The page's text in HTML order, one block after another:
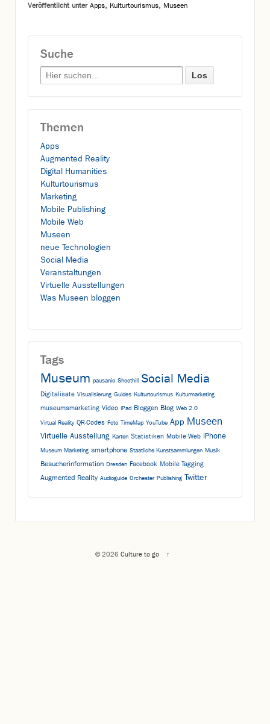
Veröffentlicht unter Apps, Kulturtourismus, Museen
Suche
Search for:
Themen
Apps
Augmented Reality
Digital Humanities
Kulturtourismus
Marketing
Mobile Publishing
Mobile Web
Museen
neue Technologien
Social Media
Veranstaltungen
Virtuelle Ausstellungen
Was Museen bloggen
Tags
Museum pausanio Shoothill Social Media
Digitalisate Visualisierung Guides Kulturtourismus Kulturmarketing
museumsmarketing Video iPad Bloggen Blog Web 2.0
Virtual Reality QR-Codes Foto TimeMap YouTube App Museen
Virtuelle Ausstellung Karten Statistiken Mobile Web iPhone
Museum Marketing smartphone Staatliche Kunstsammlungen Musik
Besucherinformation Dresden Facebook Mobile Tagging
Augmented Reality Audioguide Orchester Publishing Twitter
© 2026 Culture to go ↑